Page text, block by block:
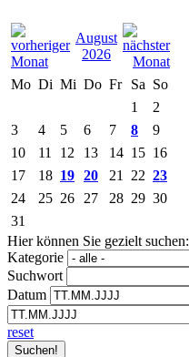
August
2026
Mo Di Mi Do Fr Sa So
1
2
3
4 5 6 7 8
9
10
11 12 13 14 15 16
17
18 19 20 21 22 23
24
25 26 27 28 29 30
31
Hier können Sie gezielt suchen:
Kategorie
Suchwort
Datum
reset